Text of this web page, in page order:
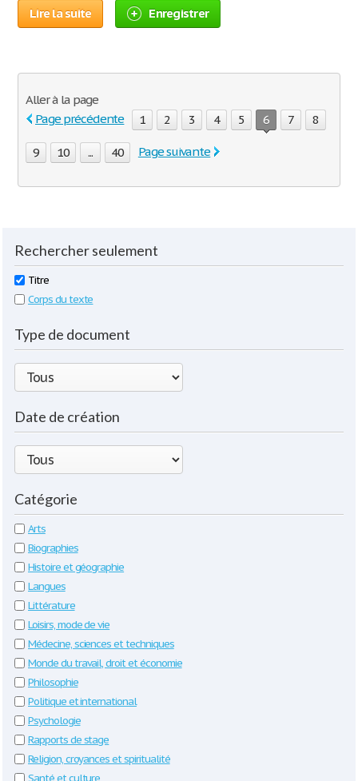
Lire la suite Enregistrer
Aller à la page
Page précédente
1 2 3 4 5 6 7 8
9 10 ... 40 Page suivante
Rechercher seulement
Titre
Corps du texte
Type de document
Date de création
Catégorie
Arts
Biographies
Histoire et géographie
Langues
Littérature
Loisirs, mode de vie
Médecine, sciences et techniques
Monde du travail, droit et économie
Philosophie
Politique et international
Psychologie
Rapports de stage
Religion, croyances et spiritualité
Santé et culture